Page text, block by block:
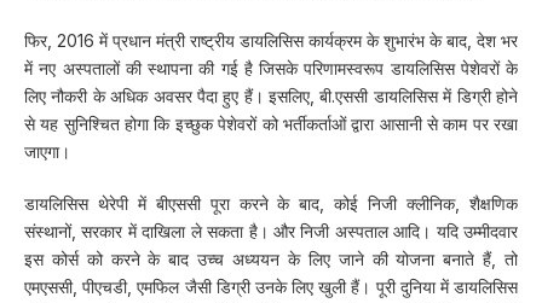
फिर, 2016 में प्रधान मंत्री राष्ट्रीय डायलिसिस कार्यक्रम के शुभारंभ के बाद, देश भर
में नए अस्पतालों की स्थापना की गई है जिसके परिणामस्वरूप डायलिसिस पेशेवरों के
लिए नौकरी के अधिक अवसर पैदा हुए हैं। इसलिए, बी.एससी डायलिसिस में डिग्री होने
से यह सुनिश्चित होगा कि इच्छुक पेशेवरों को भर्तीकर्ताओं द्वारा आसानी से काम पर रखा
जाएगा।
डायलिसिस थेरेपी में बीएससी पूरा करने के बाद, कोई निजी क्लीनिक, शैक्षणिक
संस्थानों, सरकार में दाखिला ले सकता है। और निजी अस्पताल आदि। यदि उम्मीदवार
इस कोर्स को करने के बाद उच्च अध्ययन के लिए जाने की योजना बनाते हैं, तो
एमएससी, पीएचडी, एमफिल जैसी डिग्री उनके लिए खुली हैं। पूरी दुनिया में डायलिसिस